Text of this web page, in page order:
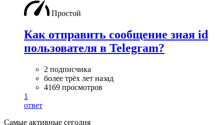
Простой
Как отправить сообщение зная id
пользователя в Telegram?
2 подписчика
более трёх лет назад
4169 просмотров
1
ответ
Самые активные сегодня